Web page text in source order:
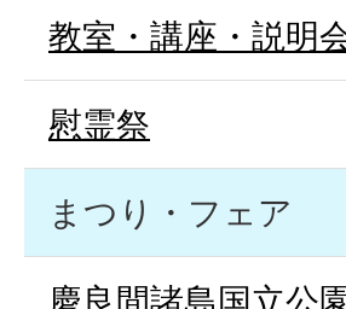
教室・講座・説明
慰霊祭
まつり・フェア
慶良間諸島国立公